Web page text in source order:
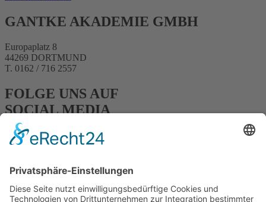
GANTKE AKADEMIE GMBH
Europaplatz 8
44269 DORTMUND
T. 0162 / 716 2557
FOLGE UNS AUF
SOCIAL MEDIA
FACEBOOKINSTAGRAM